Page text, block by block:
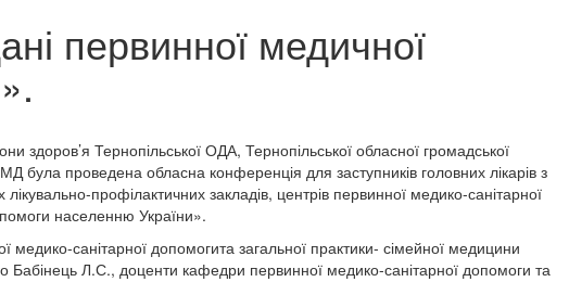
первинної медичної
здоров’я Тернопільської ОДА, Тернопільської обласної громадської
була проведена обласна конференція для заступників головних лікарів з
профілактичних закладів, центрів первинної медико-санітарної
населенню України».
санітарної допомогита загальної практики- сімейної медицини
Бабінець Л.С., доценти кафедри первинної медико-санітарної допомоги та